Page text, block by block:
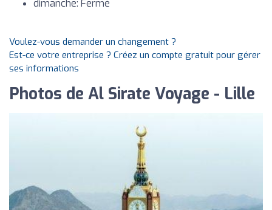
dimanche: Fermé
Voulez-vous demander un changement ?
Est-ce votre entreprise ? Créez un compte gratuit pour gérer
ses informations
Photos de Al Sirate Voyage - Lille